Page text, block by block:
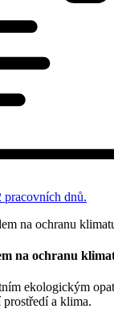
pracovních dnů.
na ochranu
ekologickým
a klima.